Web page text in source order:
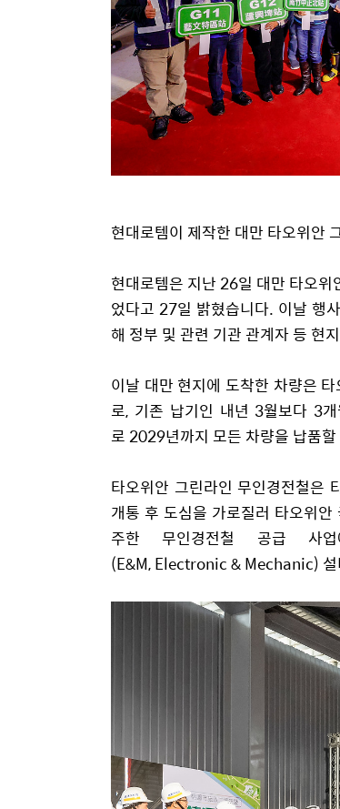
현대로템이 제작한 대만 타오위안
현대로템은 지난26일 대만 타오위
었다고 27일 밝혔습니다. 이날 행
해 정부 및 관련 기관 관계자 등 현
이날 대만 현지에 도착한 차량은
로, 기존 납기인 내년 3월보다 3
로2029년까지 모든 차량을 납품
타오위안 그린라인 무인경전철은
개통 후 도심을 가로질러 타오위
주한 무인경전철 공급 사
(E&M,Electronic& Mechanic)